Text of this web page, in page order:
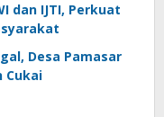
dan IJTI, Perkuat
Desa Pamasar
Cukai